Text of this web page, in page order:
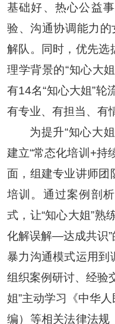
基础好、热心公益
验、沟通协调能力的
解队。同时，优先选
理学背景的“知心大
有14名“知心大姐”轮
有专业、有担当、有
为提升“知心大
建立“常态化培训+持
面，组建专业讲师团
培训。通过案例剖
式，让“知心大姐”
化解误解—达成共识
暴力沟通模式运用到
组织案例研讨、经验
姐”主动学习《中华
编）等相关法律法规